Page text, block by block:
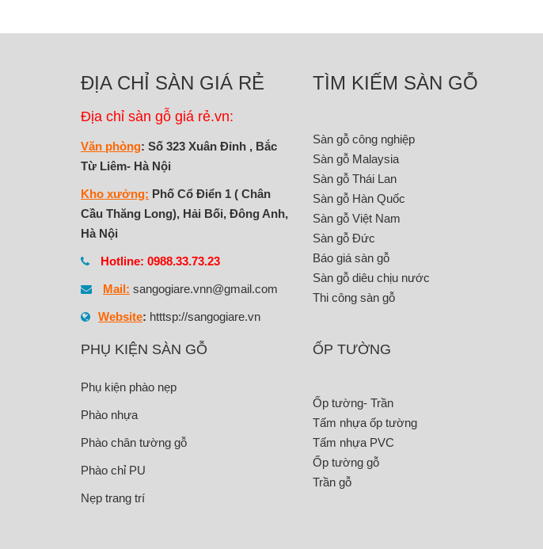
ĐỊA CHỈ SÀN GIÁ RẺ
Địa chỉ sàn gỗ giá rẻ.vn:
Văn phòng: Số 323 Xuân Đỉnh , Bắc
Từ Liêm- Hà Nội
Kho xưởng: Phố Cổ Điển 1 ( Chân
Cầu Thăng Long), Hải Bối, Đông Anh,
Hà Nội
Hotline: 0988.33.73.23
Mail: sangogiare.vnn@gmail.com
Website: htttsp://sangogiare.vn
TÌM KIẾM SÀN GỖ
Sàn gỗ công nghiệp
Sàn gỗ Malaysia
Sàn gỗ Thái Lan
Sàn gỗ Hàn Quốc
Sàn gỗ Việt Nam
Sàn gỗ Đức
Báo giá sàn gỗ
Sàn gỗ diêu chịu nước
Thi công sàn gỗ
PHỤ KIỆN SÀN GỖ
Phụ kiện phào nẹp
Phào nhựa
Phào chân tường gỗ
Phào chỉ PU
Nẹp trang trí
ỐP TƯỜNG
Ốp tường- Trần
Tấm nhựa ốp tường
Tấm nhựa PVC
Ốp tường gỗ
Trần gỗ